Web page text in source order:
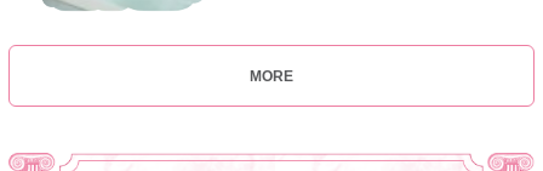
MORE